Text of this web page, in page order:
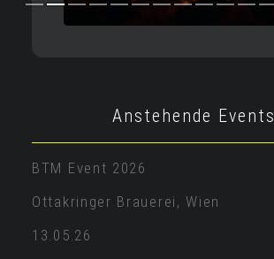
Anstehende Events
BTM Event 2026
Ottakringer Brauerei, Wien
13.05.26